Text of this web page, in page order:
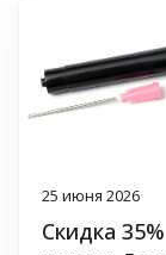
25 июня 2026
Скидка